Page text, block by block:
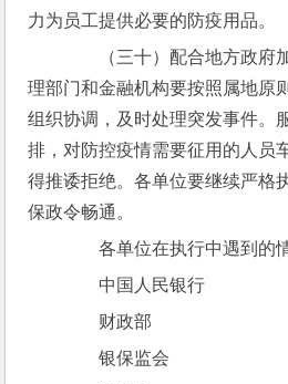
力为员工提供必要的防疫用品。
（三十）配合地方政府
理部门和金融机构要按照属地原
组织协调，及时处理突发事件。
排，对防控疫情需要征用的人员
得推诿拒绝。各单位要继续严格
保政令畅通。
各单位在执行中遇到的情
中国人民银行
财政部
银保监会